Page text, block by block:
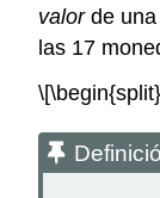
valorde una
las 17